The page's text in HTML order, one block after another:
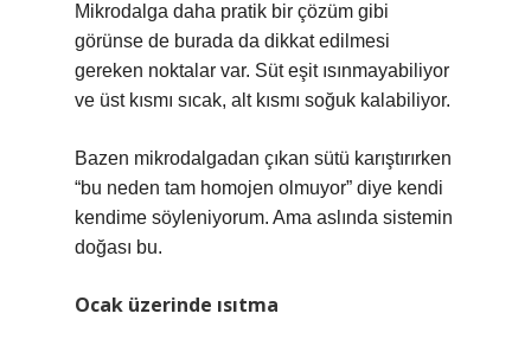
Mikrodalga daha pratik bir çözüm gibi
görünse de burada da dikkat edilmesi
gereken noktalar var. Süt eşit ısınmayabiliyor
ve üst kısmı sıcak, alt kısmı soğuk kalabiliyor.
Bazen mikrodalgadan çıkan sütü karıştırırken
“bu neden tam homojen olmuyor” diye kendi
kendime söyleniyorum. Ama aslında sistemin
doğası bu.
Ocak üzerinde ısıtma